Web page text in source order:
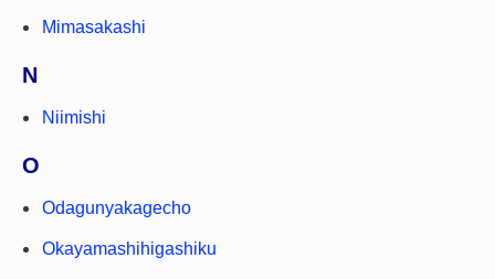
Mimasakashi
N
Niimishi
O
Odagunyakagecho
Okayamashihigashiku